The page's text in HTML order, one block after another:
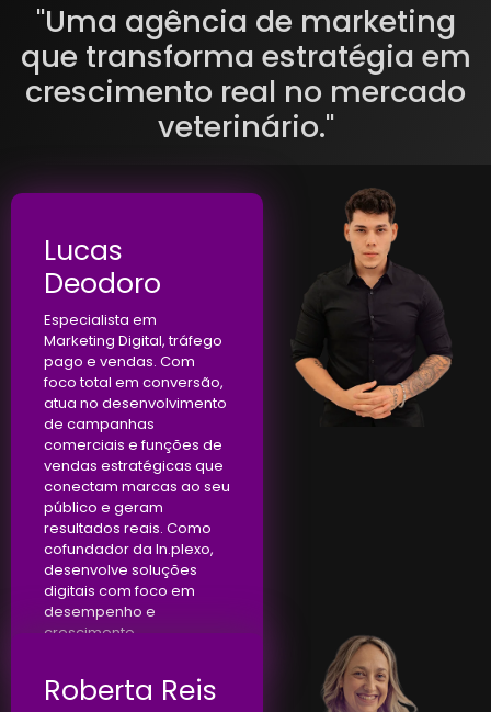
"Uma agência de marketing
que transforma estratégia em
crescimento real no mercado
veterinário."
Lucas
Deodoro
Especialista em
Marketing Digital, tráfego
pago e vendas. Com
foco total em conversão,
atua no desenvolvimento
de campanhas
comerciais e funções de
vendas estratégicas que
conectam marcas ao seu
público e geram
resultados reais. Como
cofundador da In.plexo,
desenvolve soluções
digitais com foco em
desempenho e
crescimento.
Roberta Reis